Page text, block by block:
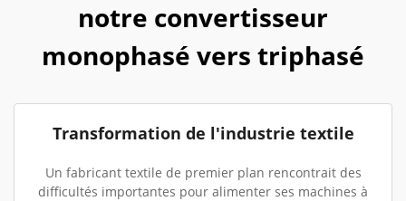
notre convertisseur
monophasé vers triphasé
Transformation de l'industrie textile
Un fabricant textile de premier plan rencontrait des
difficultés importantes pour alimenter ses machines à